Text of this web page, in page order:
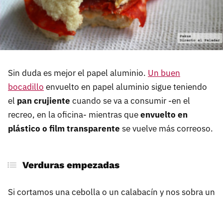
Sin duda es mejor el papel aluminio. Un buen
bocadillo envuelto en papel aluminio sigue teniendo
el pan crujiente cuando se va a consumir -en el
recreo, en la oficina- mientras queenvuelto en
plástico o film transparente se vuelve más correoso.
Verduras empezadas
Si cortamos una cebolla o un calabacín y nos sobra un